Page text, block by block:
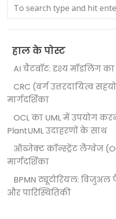
हाल के पोस्ट
AI चैटबॉट: दृश्य मॉडलिंग का
CRC (वर्ग उत्तरदायित्व
मार्गदर्शिका
OCL का UML में उपयोग
PlantUML उदाहरणों के साथ
ऑब्जेक्ट कॉन्स्ट्रेंट लैंग्वेज
मार्गदर्शिका
BPMN ट्यूटोरियल: विजुअल
और पारिस्थितिकी